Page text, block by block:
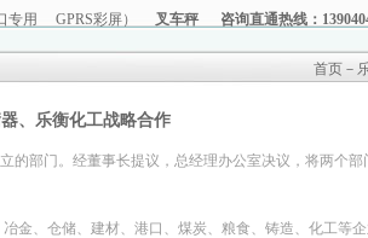
专用 GPRS彩屏） 叉车秤 咨询直通热线：
首页－乐衡新闻
、乐衡化工战略合作
的部门。经董事长提议，总经理办公室决议，将两个部
金、仓储、建材、港口、煤炭、粮食、铸造、化工等